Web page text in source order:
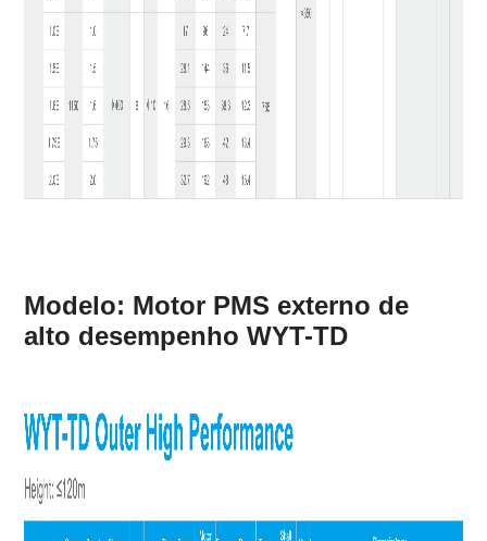
Modelo: Motor PMS externo de
alto desempenho WYT-TD